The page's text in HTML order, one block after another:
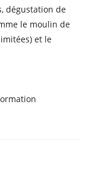
dégustation de
le moulin de
et le